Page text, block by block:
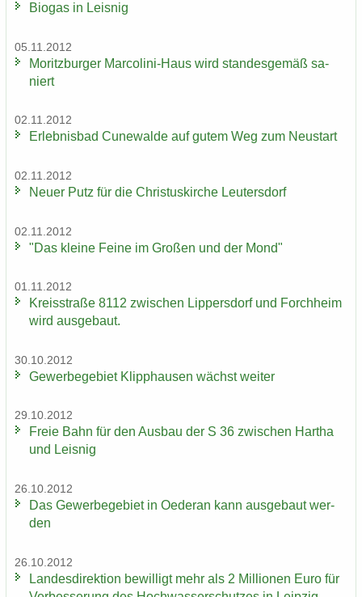
Bio­gas in Leis­nig
05.11.2012
Mo­ritz­bur­ger Marcolini-​Haus wird stan­des­ge­mäß sa­
niert
02.11.2012
Er­leb­nis­bad Cu­n­e­wal­de auf gutem Weg zum Neu­start
02.11.2012
Neuer Putz für die Chris­tus­kir­che Leu­ters­dorf
02.11.2012
"Das klei­ne Feine im Gro­ßen und der Mond"
01.11.2012
Kreis­stra­ße 8112 zwi­schen Lip­pers­dorf und Forch­heim
wird aus­ge­baut.
30.10.2012
Ge­wer­be­ge­biet Klipp­hau­sen wächst wei­ter
29.10.2012
Freie Bahn für den Aus­bau der S 36 zwi­schen Har­tha
und Leis­nig
26.10.2012
Das Ge­wer­be­ge­biet in Oe­der­an kann aus­ge­baut wer­
den
26.10.2012
Lan­des­di­rek­ti­on be­wil­ligt mehr als 2 Mil­lio­nen Euro für